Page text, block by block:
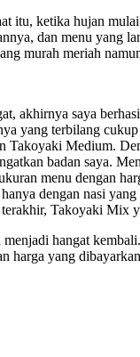
itu, ketika hujan
dan menu yang
murah meriah
akhirnya saya
yang terbilang
Medium.
badan saya.
menu dengan
dengan nasi
Takoyaki Mix
hangat
harga yang dibayarkan